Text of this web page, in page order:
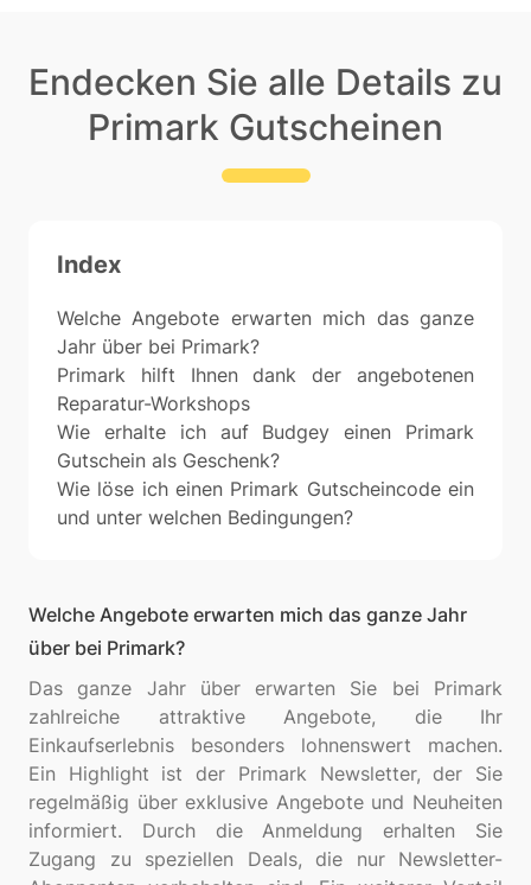
Endecken Sie alle Details zu
Primark Gutscheinen
Index
Welche Angebote erwarten mich das ganze
Jahr über bei Primark?
Primark hilft Ihnen dank der angebotenen
Reparatur-Workshops
Wie erhalte ich auf Budgey einen Primark
Gutschein als Geschenk?
Wie löse ich einen Primark Gutscheincode ein
und unter welchen Bedingungen?
Welche Angebote erwarten mich das ganze Jahr
über bei Primark?
Das ganze Jahr über erwarten Sie bei Primark
zahlreiche attraktive Angebote, die Ihr
Einkaufserlebnis besonders lohnenswert machen.
Ein Highlight ist der Primark Newsletter, der Sie
regelmäßig über exklusive Angebote und Neuheiten
informiert. Durch die Anmeldung erhalten Sie
Zugang zu speziellen Deals, die nur Newsletter-